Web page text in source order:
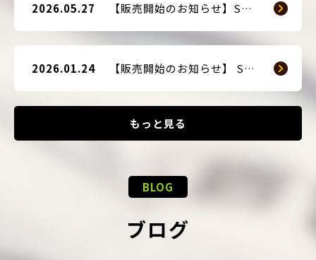
もっと見る
2026.05.27 【販売開始のお知らせ】SMART GUARD 3
2026.01.24 【販売開始のお知らせ】 SMART BLOCKER 2nd-Edition Plus
BLOG
ブログ